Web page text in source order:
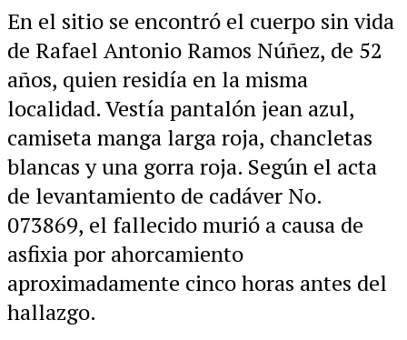
En el sitio se encontró el cuerpo sin vida
de Rafael Antonio Ramos Núñez, de 52
años, quien residía en la misma
localidad. Vestía pantalón jean azul,
camiseta manga larga roja, chancletas
blancas y una gorra roja. Según el acta
de levantamiento de cadáver No.
073869, el fallecido murió a causa de
asfixia por ahorcamiento
aproximadamente cinco horas antes del
hallazgo.